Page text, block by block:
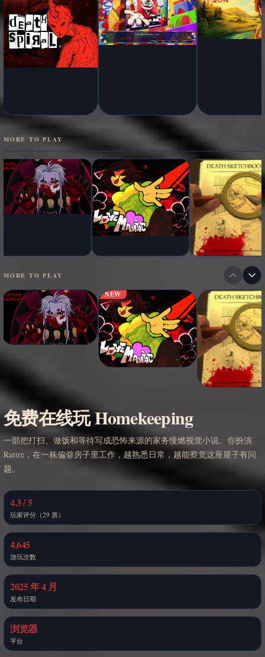
MORE TO PLAY
MORE TO PLAY
NEW
免费在线玩 Homekeeping
一部把打扫、做饭和等待写成恐怖来源的家务慢燃视觉小说。你扮演
Rutire，在一栋偏僻房子里工作，越熟悉日常，越能察觉这座屋子有问
题。
4.3 / 5
玩家评分（29 票）
4,645
游玩次数
2025 年 4 月
发布日期
浏览器
平台